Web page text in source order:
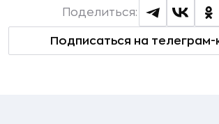
Подписаться на телеграм-
Поделиться: